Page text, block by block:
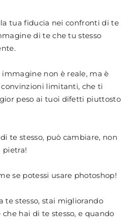
tua fiducia nei confronti di te
di te che tu stesso
immagine non è reale, ma è
limitanti, che ti
peso ai tuoi difetti piuttosto
te stesso, può cambiare, non
pietra!
se potessi usare photoshop!
te stesso, stai migliorando
hai di te stesso, e quando